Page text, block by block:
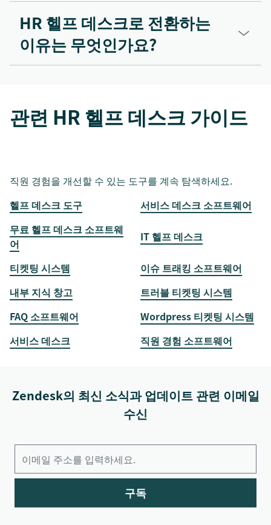
HR 헬프 데스크로 전환하는
이유는 무엇인가요?
관련 HR 헬프 데스크 가이드
직원 경험을 개선할 수 있는 도구를 계속 탐색하세요.
헬프 데스크 도구
서비스 데스크 소프트웨어
무료 헬프 데스크 소프트웨
어
IT 헬프 데스크
티켓팅 시스템
이슈 트래킹 소프트웨어
내부 지식 창고
트러블 티켓팅 시스템
FAQ 소프트웨어
Wordpress 티켓팅 시스템
서비스 데스크
직원 경험 소프트웨어
Zendesk의 최신 소식과 업데이트 관련 이메일
수신
구독